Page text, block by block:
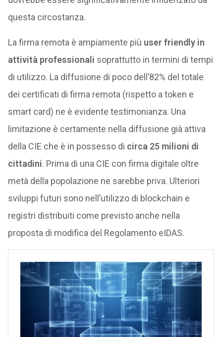
questa circostanza.
La firma remota è ampiamente più user friendly in
attività professionali soprattutto in termini di tempi
di utilizzo. La diffusione di poco dell’82% del totale
dei certificati di firma remota (rispetto a token e
smart card) ne è evidente testimonianza. Una
limitazione è certamente nella diffusione già attiva
della CIE che è in possesso di circa 25 milioni di
cittadini. Prima di una CIE con firma digitale oltre
metà della popolazione ne sarebbe priva. Ulteriori
sviluppi futuri sono nell’utilizzo di blockchain e
registri distribuiti come previsto anche nella
proposta di modifica del Regolamento eIDAS.